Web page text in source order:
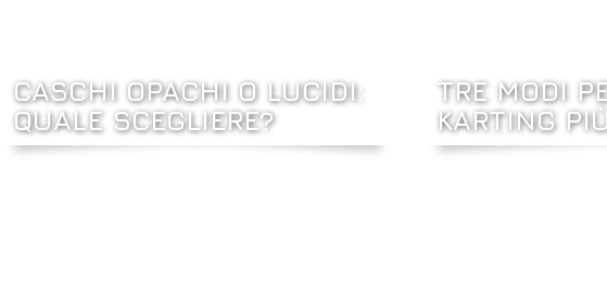
CASCHI OPACHI O LUCIDI:
QUALE SCEGLIERE?
TRE MODI
KARTING